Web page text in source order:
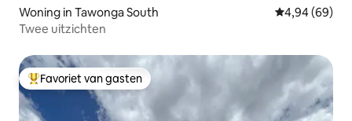
Woning in Tawonga South Gemiddelde
4,94 (69)
Twee uitzichten
Topfavoriet van gasten
Favoriet van gasten